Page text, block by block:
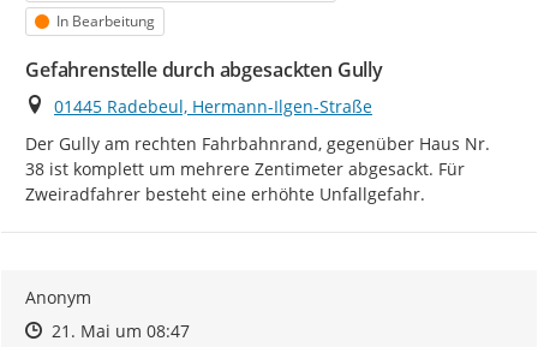
Status
In Bearbeitung
Gefahrenstelle durch abgesackten Gully
Ort
01445 Radebeul, Hermann-Ilgen-Straße
Der Gully am rechten Fahrbahnrand, gegenüber Haus Nr.
38 ist komplett um mehrere Zentimeter abgesackt. Für
Zweiradfahrer besteht eine erhöhte Unfallgefahr.
Anonym
Zeitpunkt des Erstellens
Zeitpunkt des Erstellens
21. Mai um 08:47Zur Äußerung